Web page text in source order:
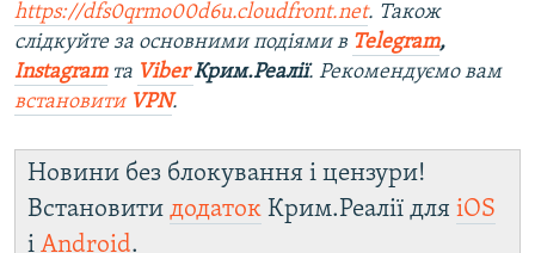
https://dfs0qrmo00d6u.cloudfront.net. Також
слідкуйте за основними подіями в Telegram,
Instagramта ViberКрим.Реалії. Рекомендуємо вам
встановити VPN.
Новини без блокування і цензури!
Встановити додаток Крим.Реалії для iOS
і Android.